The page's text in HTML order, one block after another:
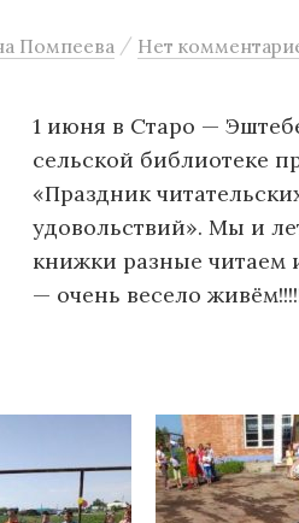
Помпеева / Нет
1 июня в Старо —
сельской библиотеке
«Праздник
удовольствий». Мы и
книжки разные читаем
— очень весело